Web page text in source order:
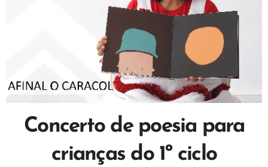
Concerto de poesia para
crianças do 1º ciclo